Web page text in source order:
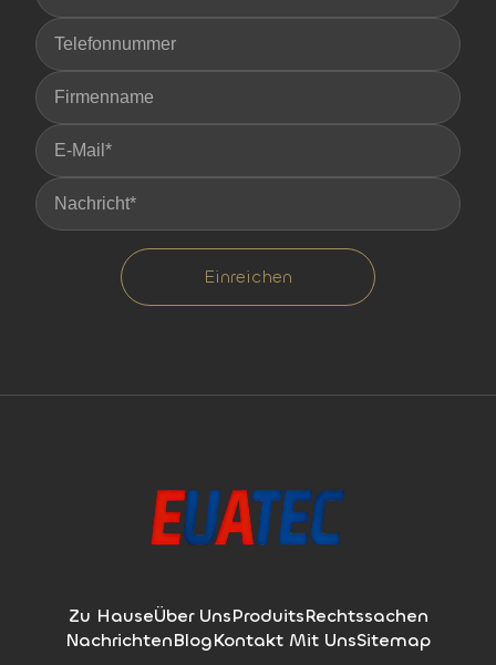
Einreichen
Zu HauseÜber UnsProduitsRechtssachen
NachrichtenBlogKontakt Mit UnsSitemap